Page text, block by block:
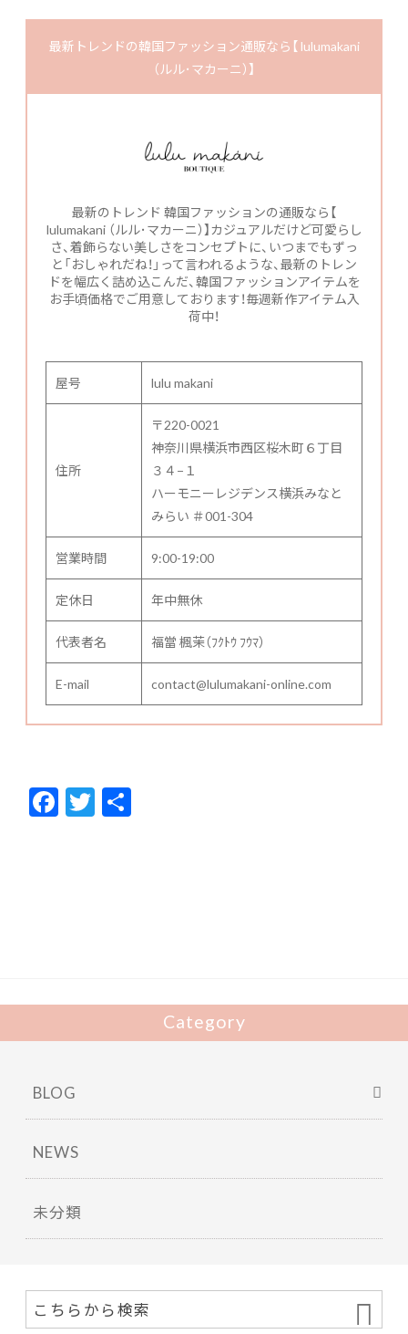
最新トレンドの韓国ファッション通販なら【 lulumakani
（ルル･マカーニ）】
最新のトレンド 韓国ファッションの通販なら【
lulumakani （ルル･マカーニ）】カジュアルだけど可愛らし
さ、着飾らない美しさをコンセプトに、いつまでもずっ
と「おしゃれだね！」って言われるような、最新のトレン
ドを幅広く詰め込こんだ、韓国ファッションアイテムを
お手頃価格でご用意しております！毎週新作アイテム入
荷中！
屋号 lulu makani
住所
〒220-0021
神奈川県横浜市西区桜木町６丁目
３４−１
ハーモニーレジデンス横浜みなと
みらい ＃001-304
営業時間 9:00-19:00
定休日 年中無休
代表者名 福當 楓茉（ﾌｸﾄｳ ﾌｳﾏ）
E-mail contact@lulumakani-online.com
F
ac
T
w
Category
BLOG
NEWS
未分類